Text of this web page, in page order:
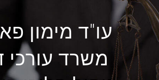
עו"ד מימון
משרד עורכי